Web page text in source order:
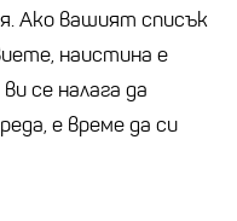
Ако вашият списък
наистина е
се налага да
е време да си